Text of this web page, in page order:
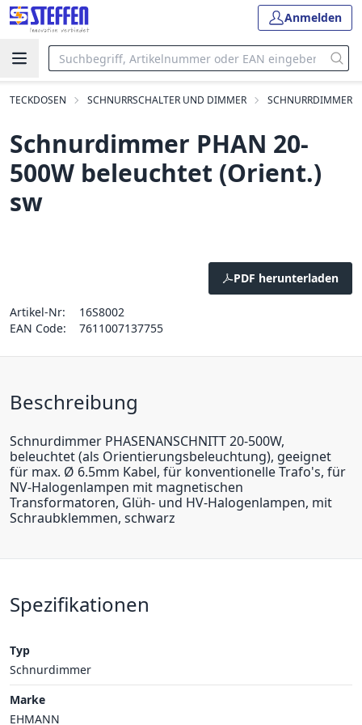
Anmelden
SCHNURRSCHALTER UND DIMMER SCHNURRDIMMER
Schnurdimmer PHAN 20-
500W beleuchtet (Orient.)
sw
PDF herunterladen
Artikel-Nr:
16S8002
EAN Code:
7611007137755
Beschreibung
Schnurdimmer PHASENANSCHNITT 20-500W,
beleuchtet (als Orientierungsbeleuchtung), geeignet
für max. Ø 6.5mm Kabel, für konventionelle Trafo's, für
NV-Halogenlampen mit magnetischen
Transformatoren, Glüh- und HV-Halogenlampen, mit
Schraubklemmen, schwarz
Spezifikationen
Typ
Schnurdimmer
Marke
EHMANN